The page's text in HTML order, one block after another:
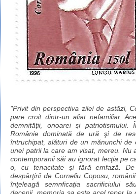
"Privit din perspectiva zilei de astăzi,
pare croit dintr-un aliat nefamiliar.
demnităţii, onoarei şi patriotismului.
Românie dominată de ură şi de
întruchipat, alături de un mănunchi de
unei patrii la care am visat, mereu. Nu
contemporanii săi au ignorat lecţia pe
o, cu tenacitate şi fără emfază.
despărţirii de Corneliu Coposu,
înţeleagă semnficaţia sacrificiului